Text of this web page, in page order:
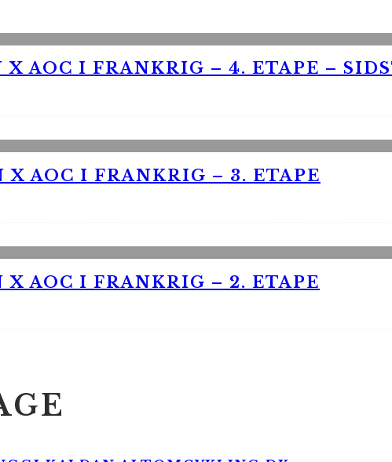
AOC I FRANKRIG – 4. ETAPE –
AOC I FRANKRIG – 3. ETAPE
AOC I FRANKRIG – 2. ETAPE